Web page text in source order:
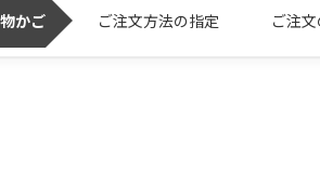
かご ご注文方法の指定 ご注